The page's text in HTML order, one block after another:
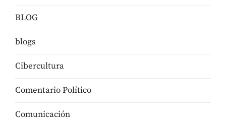
BLOG
blogs
Cibercultura
Comentario Político
Comunicación